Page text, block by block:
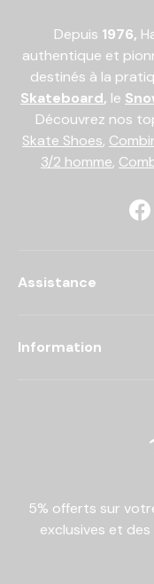
Depuis 1976,
authentique et
destinés à la
Skateboard, le
Découvrez nos
Skate Shoes,
3/2 homme,
Assistance
Information
5% offerts sur
exclusives et